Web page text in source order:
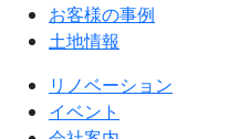
お客様の事例
土地情報
リノベーション
イベント